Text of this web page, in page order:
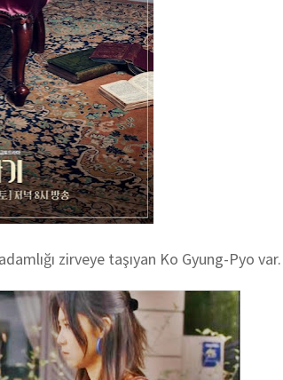
zirveye taşıyan Ko Gyung-Pyo var.